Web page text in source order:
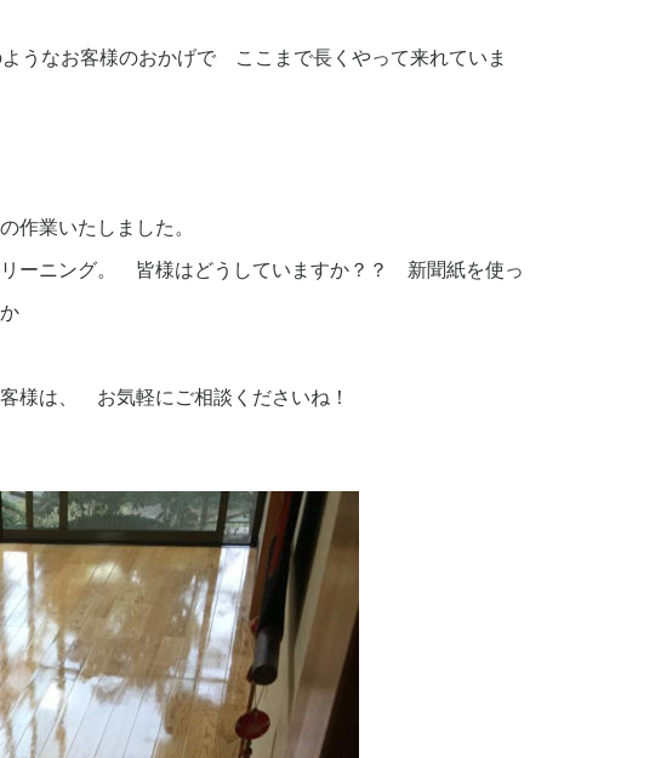
なお客様のおかげで ここまで長くやって来れていま
作業いたしました。
ニング。 皆様はどうしていますか？？ 新聞紙を使っ
は、 お気軽にご相談くださいね！